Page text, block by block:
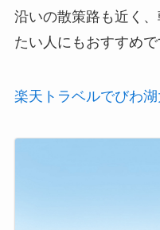
沿いの散策路も近く
たい人にもおすすめで
楽天トラベルでびわ